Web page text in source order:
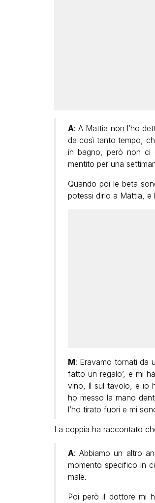
A: A Mattia non l’ho
da così tanto tempo,
in bagno, però non ci
mentito per una
Quando poi le beta
potessi dirlo a Mattia, e
M: Eravamo tornati da
fatto un regalo’, e mi
vino, lì sul tavolo, e io
ho messo la mano
l’ho tirato fuori e mi
La coppia ha raccontato
A: Abbiamo un altro
momento specifico in
male.
Poi però il dottore mi